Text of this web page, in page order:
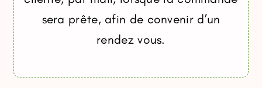
sera prête, afin de convenir d’un
rendez vous.